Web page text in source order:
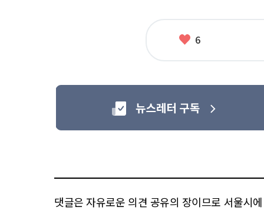
좋
6
댓글은 자유로운 의견 공유의 장이므로 서울시